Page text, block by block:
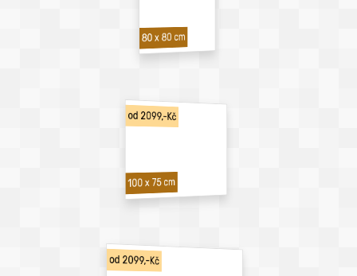
80 x 80 cm
od 2099,-Kč
100 x 75 cm
od 2099,-Kč